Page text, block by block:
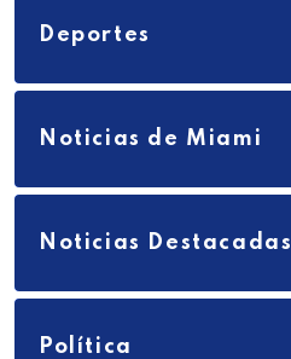
Deportes
Noticias de Miami
Noticias Destacadas
Política